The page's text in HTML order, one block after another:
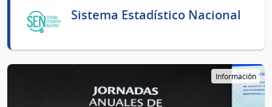
Sistema Estadístico Nacional
Información